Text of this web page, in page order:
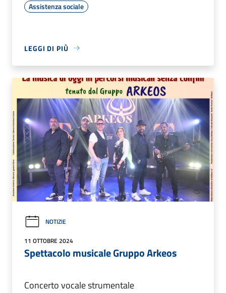
Assistenza sociale
LEGGI DI PIÙ
NOTIZIE
11 OTTOBRE 2024
Spettacolo musicale Gruppo Arkeos
Concerto vocale strumentale